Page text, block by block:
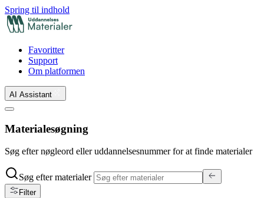
Spring til indhold
Favoritter
Support
Om platformen
AI Assistant
Materialesøgning
Søg efter nøgleord eller uddannelsesnummer for at finde materialer
Søg efter materialer
Filter